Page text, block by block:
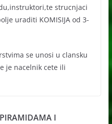
strucnjaci
uraditi KOMISIJA od 3-
se unosi u clansku
je nacelnik cete ili
I